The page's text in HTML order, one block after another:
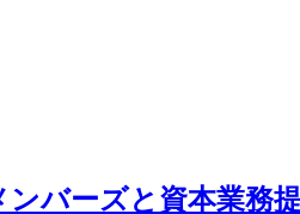
バーズと資本業務